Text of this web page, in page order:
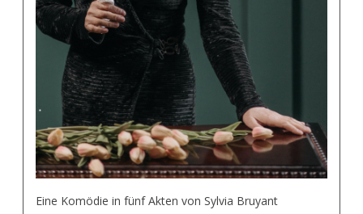
Eine Komödie in fünf Akten von Sylvia Bruyant